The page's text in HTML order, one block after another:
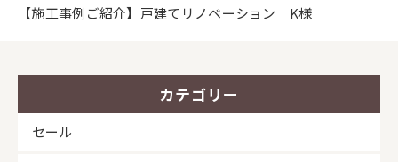
【施工事例ご紹介】戸建てリノベーション K様
カテゴリー
セール